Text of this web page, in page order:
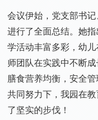
会议伊始，党支部书
进行了全面总结。她
学活动丰富多彩，幼
师团队在实践中不断
膳食营养均衡，安全
共同努力下，我园在
了坚实的步伐！